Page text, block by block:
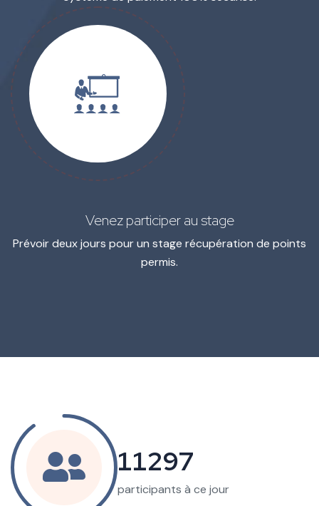
Venez participer au stage
Prévoir deux jours pour un stage récupération de points
permis.
26545
participants à ce jour